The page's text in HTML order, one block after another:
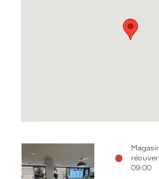
09:00
la
fiche